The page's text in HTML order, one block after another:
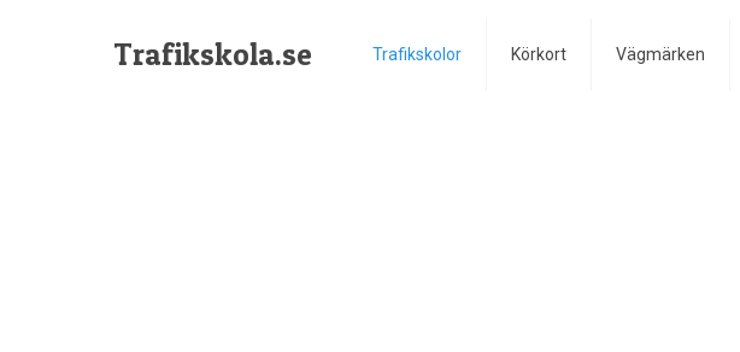
Trafikskola.se Trafikskolor Körkort Vägmärken